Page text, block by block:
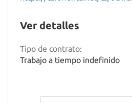
Ver detalles
Tipo de contrato:
Trabajo a tiempo indefinido